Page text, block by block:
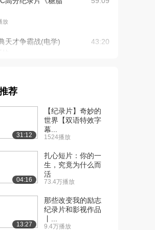
放
天才争霸战(电学)
43:20
布斯v....
天才争霸战(原子
海森堡...
43:31
天才争霸战(电视)
斯沃...
42:51
天才争霸战(飞机)
42:43
荐
31:12
【纪录片】奇妙的
世界【双语特效字
幕...
1524播放
04:16
扎心短片：你的一
生，究竟为什么而
活
73.4万播放
13:27
那些改变我的励志
纪录片和影视作品
9.4万播放